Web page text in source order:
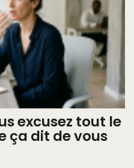
excusez tout le
ça dit de vous